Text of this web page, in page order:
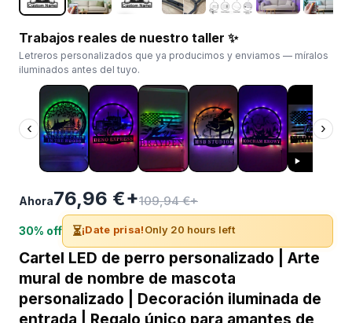
Trabajos reales de nuestro taller ✨
Letreros personalizados que ya producimos y enviamos — míralos
iluminados antes del tuyo.
‹ ›
Ahora76,96 €+109,94 €+
30% off ⏳¡Date prisa!Only 20 hours left
Cartel LED de perro personalizado | Arte
mural de nombre de mascota
personalizado | Decoración iluminada de
entrada | Regalo único para amantes de